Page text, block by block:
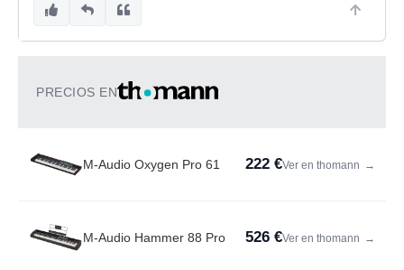
PRECIOS EN
M-Audio Oxygen Pro 61 222 €Ver en thomann →
M-Audio Hammer 88 Pro 526 €Ver en thomann →